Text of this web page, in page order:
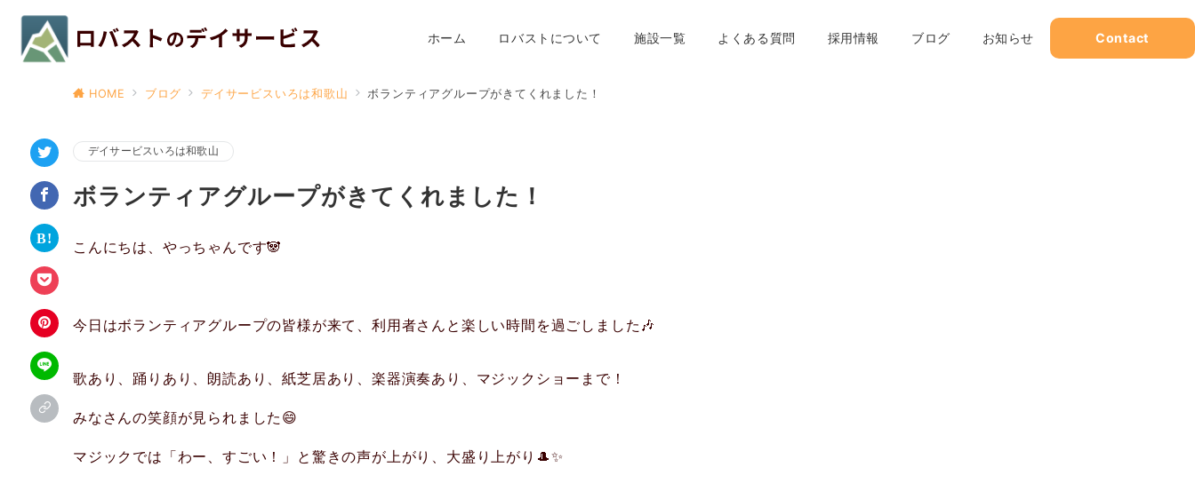
ホーム ロバストについて 施設一覧 よくある質問 採用情報 ブログ お知らせ Contact
HOME ブログ デイサービスいろは和歌山 ボランティアグループがきてくれました！
デイサービスいろは和歌山
ボランティアグループがきてくれました！
こんにちは、やっちゃんです🐼
今日はボランティアグループの皆様が来て、利用者さんと楽しい時間を過ごしました🎶
歌あり、踊りあり、朗読あり、紙芝居あり、楽器演奏あり、マジックショーまで！
みなさんの笑顔が見られました😄
マジックでは「わー、すごい！」と驚きの声が上がり、大盛り上がり🎩✨